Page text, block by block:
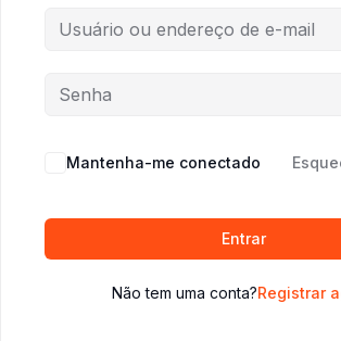
Mantenha-me conectado
Entrar
Não tem uma conta?Registrar